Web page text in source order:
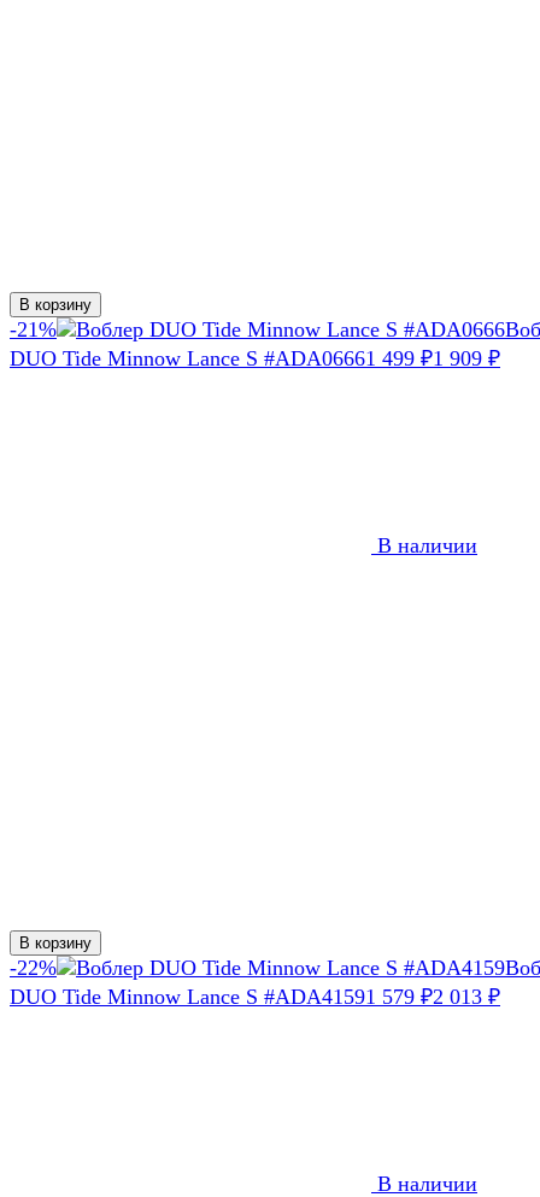
В корзину
-21%
DUO Tide Minnow Lance S #ADA06661 499 ₽1 909 ₽
В наличии
В корзину
-22%
DUO Tide Minnow Lance S #ADA41591 579 ₽2 013 ₽
В наличии